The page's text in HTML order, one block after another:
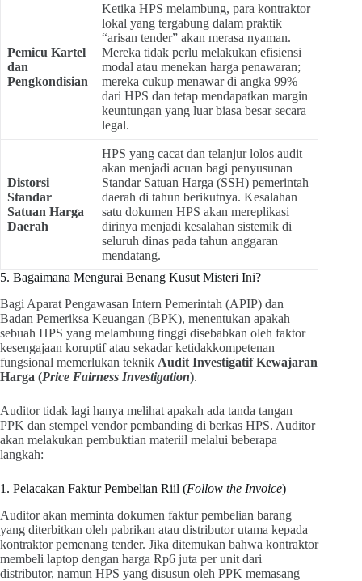
Pemicu Kartel
dan
Pengkondisian
Ketika HPS melambung, para kontraktor
lokal yang tergabung dalam praktik
“arisan tender” akan merasa nyaman.
Mereka tidak perlu melakukan efisiensi
modal atau menekan harga penawaran;
mereka cukup menawar di angka 99%
dari HPS dan tetap mendapatkan margin
keuntungan yang luar biasa besar secara
legal.
Distorsi
Standar
Satuan Harga
Daerah
HPS yang cacat dan telanjur lolos audit
akan menjadi acuan bagi penyusunan
Standar Satuan Harga (SSH) pemerintah
daerah di tahun berikutnya. Kesalahan
satu dokumen HPS akan mereplikasi
dirinya menjadi kesalahan sistemik di
seluruh dinas pada tahun anggaran
mendatang.
5. Bagaimana Mengurai Benang Kusut Misteri Ini?
Bagi Aparat Pengawasan Intern Pemerintah (APIP) dan
Badan Pemeriksa Keuangan (BPK), menentukan apakah
sebuah HPS yang melambung tinggi disebabkan oleh faktor
kesengajaan koruptif atau sekadar ketidakkompetenan
fungsional memerlukan teknik Audit Investigatif Kewajaran
Harga (Price Fairness Investigation).
Auditor tidak lagi hanya melihat apakah ada tanda tangan
PPK dan stempel vendor pembanding di berkas HPS. Auditor
akan melakukan pembuktian materiil melalui beberapa
langkah:
1. Pelacakan Faktur Pembelian Riil (Follow the Invoice)
Auditor akan meminta dokumen faktur pembelian barang
yang diterbitkan oleh pabrikan atau distributor utama kepada
kontraktor pemenang tender. Jika ditemukan bahwa kontraktor
membeli laptop dengan harga Rp6 juta per unit dari
distributor, namun HPS yang disusun oleh PPK memasang